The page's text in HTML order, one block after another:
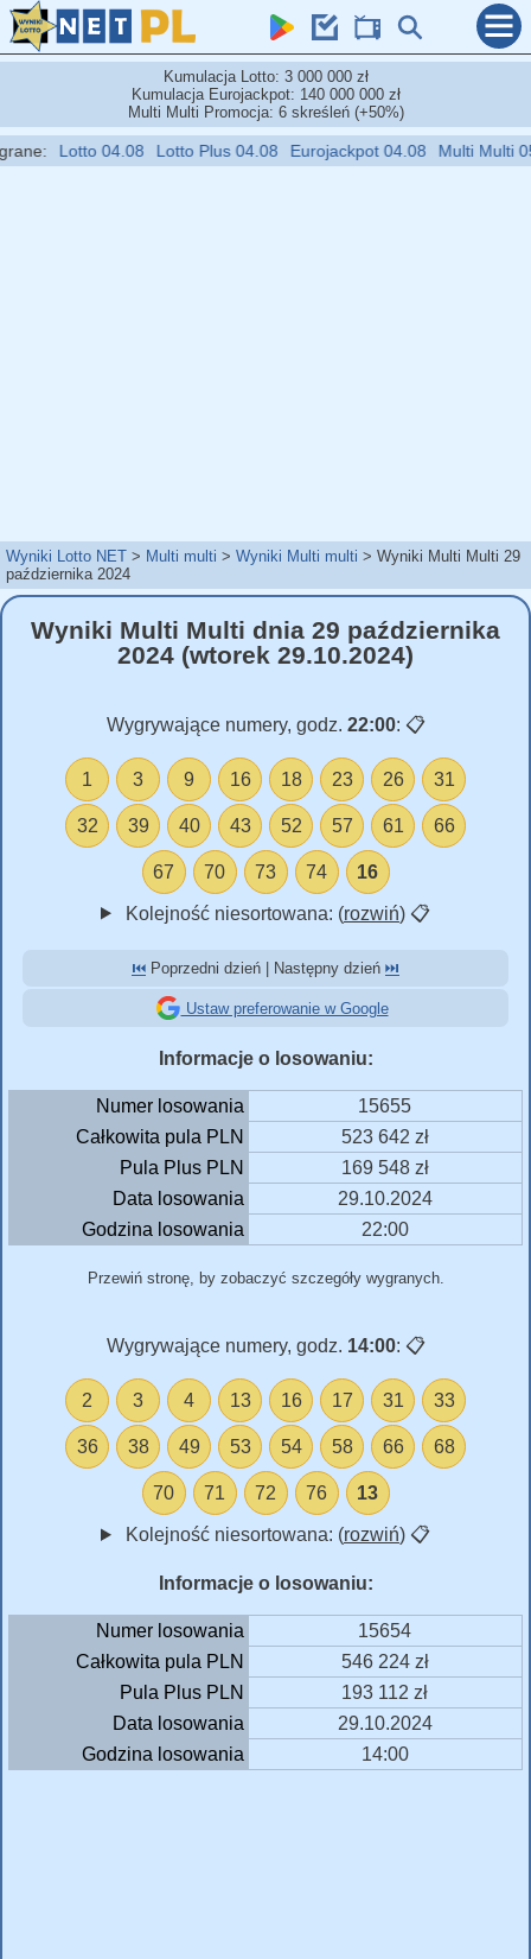
Kumulacja Lotto: 3 000 000 zł
Kumulacja Eurojackpot: 140 000 000 zł
Multi Multi Promocja: 6 skreśleń (+50%)
Lotto 04.08 Lotto Plus 04.08 Eurojackpot 04.08 Multi Multi 05.08
Wyniki Lotto NET Multi multi Wyniki Multi multi
Wyniki Multi Multi 29
października 2024
Wyniki Multi Multi dnia 29 października
2024 (wtorek 29.10.2024)
Wygrywające numery, godz. 22:00: 📋
1 3 9 16 18 23 26 31
32 39 40 43 52 57 61 66
67 70 73 74 16
Kolejność niesortowana: (rozwiń) 📋
⏮️ Poprzedni dzień | Następny dzień ⏭️
Ustaw preferowanie w Google
Informacje o losowaniu:
Numer losowania
15655
Całkowita pula PLN
523 642 zł
Pula Plus PLN
169 548 zł
Data losowania
29.10.2024
Godzina losowania
22:00
Przewiń stronę, by zobaczyć szczegóły wygranych.
Wygrywające numery, godz. 14:00: 📋
2 3 4 13 16 17 31 33
36 38 49 53 54 58 66 68
70 71 72 76 13
Kolejność niesortowana: (rozwiń) 📋
Informacje o losowaniu:
Numer losowania
15654
Całkowita pula PLN
546 224 zł
Pula Plus PLN
193 112 zł
Data losowania
29.10.2024
Godzina losowania
14:00